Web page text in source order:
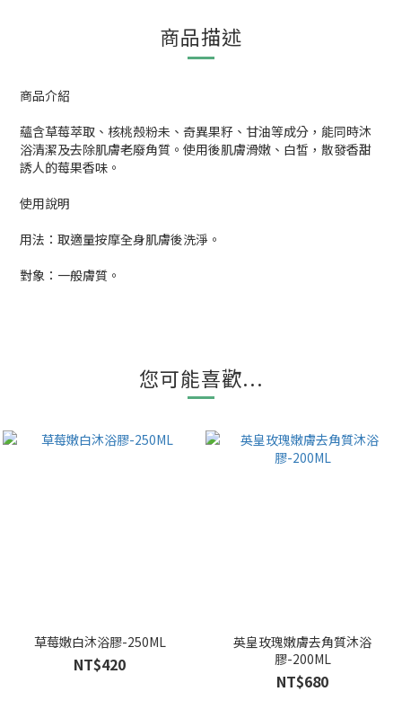
商品描述
商品介紹
蘊含草莓萃取、核桃殼粉未、奇異果籽、甘油等成分，能同時沐
浴清潔及去除肌膚老廢角質。使用後肌膚滑嫩、白皙，散發香甜
誘人的莓果香味。
使用說明
用法：取適量按摩全身肌膚後洗淨。
對象：一般膚質。
您可能喜歡...
草莓嫩白沐浴膠-250ML
NT$420
英皇玫瑰嫩膚去角質沐浴
膠-200ML
NT$680